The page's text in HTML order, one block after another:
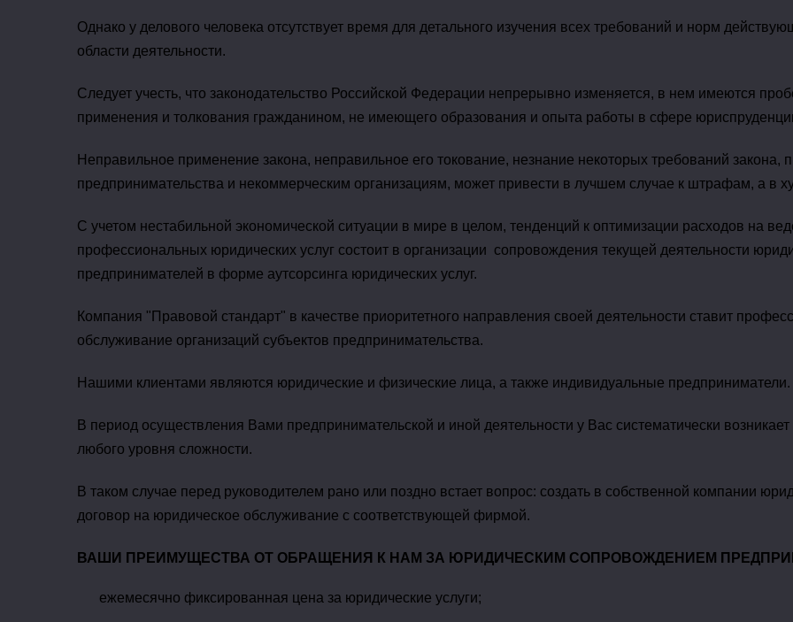
Однако у делового человека отсутствует время для детального изучения всех требований и норм
области деятельности.
Следует учесть, что законодательство Российской Федерации непрерывно изменяется, в нем имеются
применения и толкования гражданином, не имеющего образования и опыта работы в сфере
Неправильное применение закона, неправильное его токование, незнание некоторых требований закона,
предпринимательства и некоммерческим организациям, может привести в лучшем случае к штрафам, а в
С учетом нестабильной экономической ситуации в мире в целом, тенденций к оптимизации расходов на
профессиональных юридических услуг состоит в организации сопровождения текущей деятельности
предпринимателей в форме аутсорсинга юридических услуг.
Компания "Правовой стандарт" в качестве приоритетного направления своей деятельности ставит
обслуживание организаций субъектов предпринимательства.
Нашими клиентами являются юридические и физические лица, а также индивидуальные предприниматели.
В период осуществления Вами предпринимательской и иной деятельности у Вас систематически
любого уровня сложности.
В таком случае перед руководителем рано или поздно встает вопрос: создать в собственной компании
договор на юридическое обслуживание с соответствующей фирмой.
ВАШИ ПРЕИМУЩЕСТВА ОТ ОБРАЩЕНИЯ К НАМ ЗА ЮРИДИЧЕСКИМ СОПРОВОЖДЕНИЕМ
ежемесячно фиксированная цена за юридические услуги;